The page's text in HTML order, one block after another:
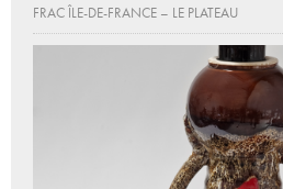
FRAC ÎLE-DE-FRANCE – LE PLATEAU